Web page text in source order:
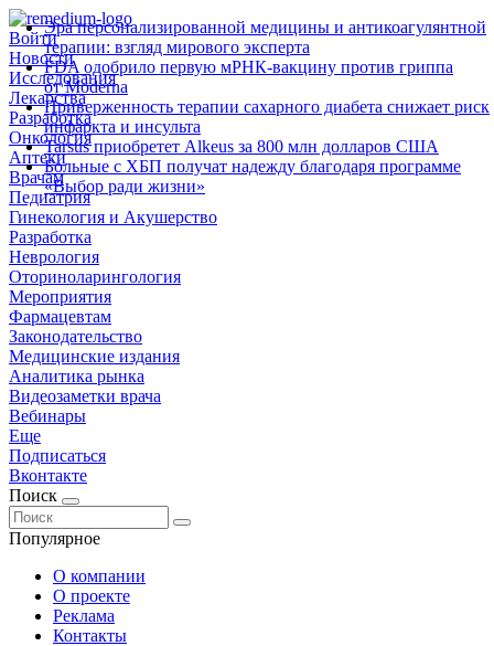
Войти
Новости
Исследования
Лекарства
Разработка
Онкология
Аптеки
Врачам
Педиатрия
Гинекология и Акушерство
Разработка
Неврология
Оториноларингология
Мероприятия
Фармацевтам
Законодательство
Медицинские издания
Аналитика рынка
Видеозаметки врача
Вебинары
Еще
Подписаться
Вконтакте
Поиск
Популярное
Эра персонализированной медицины и антикоагулянтной
терапии: взгляд мирового эксперта
FDA одобрило первую мРНК‑вакцину против гриппа
от Moderna
Приверженность терапии сахарного диабета снижает риск
инфаркта и инсульта
Tarsus приобретет Alkeus за 800 млн долларов США
Больные с ХБП получат надежду благодаря программе
«Выбор ради жизни»
О компании
О проекте
Реклама
Контакты